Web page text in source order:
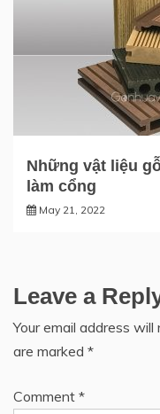
Những vật liệu
làm cổng
May 21, 2022
Leave a
Your email address will
are marked *
Comment *